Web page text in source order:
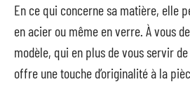
En ce qui concerne sa matière, elle
en acier ou même en verre. À vous
modèle, qui en plus de vous servir
offre une touche d’originalité à la